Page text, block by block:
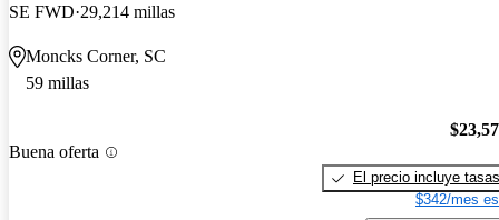
SE FWD 29,214 millas
Moncks Corner, SC
59 millas
Buena oferta
El precio incluye tasas
$342/mes